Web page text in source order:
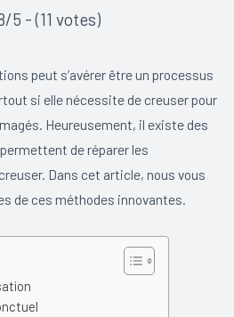
5 - (11 votes)
peut s’avérer être un processus
si elle nécessite de creuser pour
Heureusement, il existe des
de réparer les
Dans cet article, nous vous
de ces méthodes innovantes.